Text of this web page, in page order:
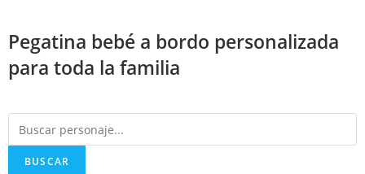
contenido
Pegatina bebé a bordo personalizada
para toda la familia
BUSCAR